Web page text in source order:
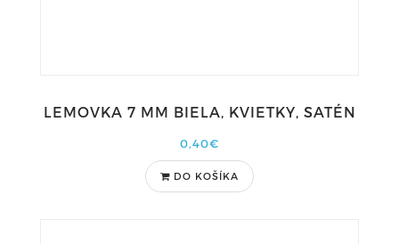
LEMOVKA 7 MM BIELA, KVIETKY, SATÉN
0,40€
DO KOŠÍKA